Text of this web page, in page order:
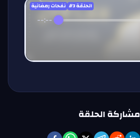
نفحات رمضانية #الحلقة3
--:--
مشاركة الحلقة